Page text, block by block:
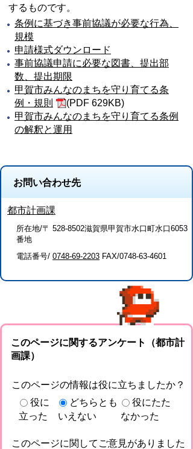
するものです。
条例に基づき事前協議が必要な行為、
規模
申請様式ダウンロード
事前協議申請に必要な図書、提出部
数、提出期限
甲賀市みんなのまちを守り育てる条
例・規則
(PDF 629KB)
甲賀市みんなのまちを守り育てる条例
の解釈と運用
お問い合わせ先
都市計画課
所在地/〒 528-8502滋賀県甲賀市水口町水口6053
番地
電話番号/ 0748-69-2203 FAX/0748-63-4601
このページに関するアンケート（都市計
画課）
このページの情報は役に立ちましたか？
役に
立った
どちらとも
いえない
役にたた
なかった
このページに関してご意見がありました